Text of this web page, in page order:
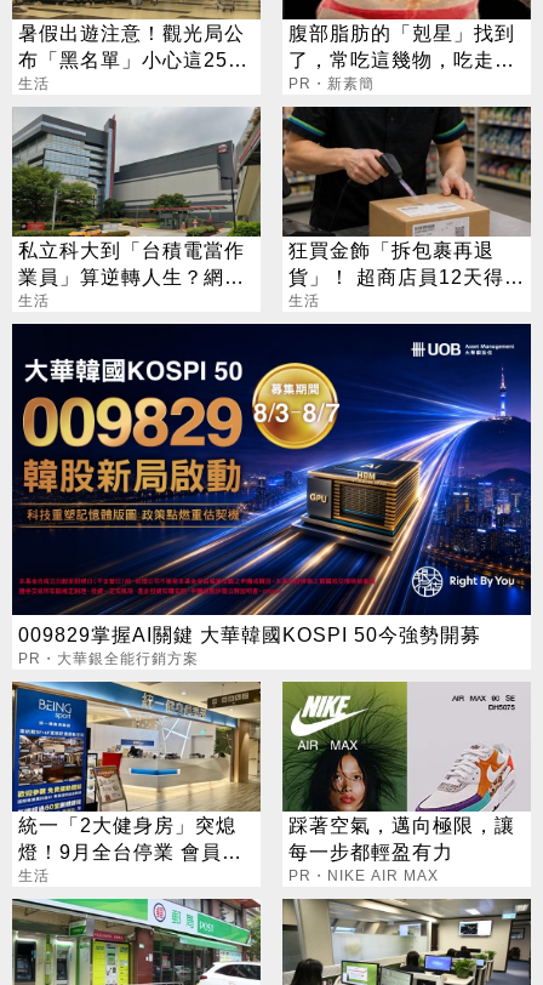
暑假出遊注意！觀光局公
布「黑名單」小心這25家
旅行社
生活
腹部脂肪的「剋星」找到
了，常吃這幾物，吃走大
肚囊，瘦出小蠻腰
PR・新素簡
私立科大到「台積電當作
業員」算逆轉人生？網：
識別證就完勝
生活
狂買金飾「拆包裹再退
貨」！ 超商店員12天得手
39萬 下場出爐
生活
009829掌握AI關鍵 大華韓國KOSPI 50今強勢開募
PR・大華銀全能行銷方案
統一「2大健身房」突熄
燈！9月全台停業 會員退
費方案一次看
生活
踩著空氣，邁向極限，讓
每一步都輕盈有力
PR・NIKE AIR MAX